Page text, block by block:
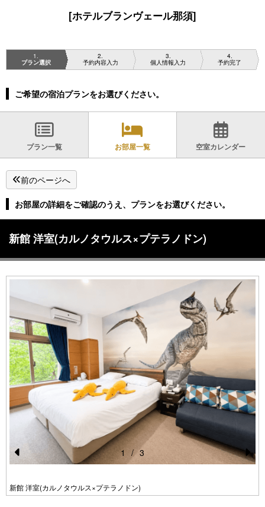
[ホテルブランヴェール那須]
1
プラン選択
2
予約内容入力
3
個人情報入力
4
予約完了
ご希望の宿泊プランをお選びください。
プラン一覧 お部屋一覧 空室カレンダー
前のページへ
お部屋の詳細をご確認のうえ、プランをお選びください。
新館 洋室(カルノタウルス×プテラノドン)
Pr
e
新館 洋室(カルノタウルス×プテラノドン)
N
1 / 3